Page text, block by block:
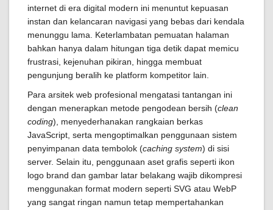
internet di era digital modern ini menuntut kepuasan
instan dan kelancaran navigasi yang bebas dari kendala
menunggu lama. Keterlambatan pemuatan halaman
bahkan hanya dalam hitungan tiga detik dapat memicu
frustrasi, kejenuhan pikiran, hingga membuat
pengunjung beralih ke platform kompetitor lain.
Para arsitek web profesional mengatasi tantangan ini
dengan menerapkan metode pengodean bersih (clean
coding), menyederhanakan rangkaian berkas
JavaScript, serta mengoptimalkan penggunaan sistem
penyimpanan data tembolok (caching system) di sisi
server. Selain itu, penggunaan aset grafis seperti ikon
logo brand dan gambar latar belakang wajib dikompresi
menggunakan format modern seperti SVG atau WebP
yang sangat ringan namun tetap mempertahankan